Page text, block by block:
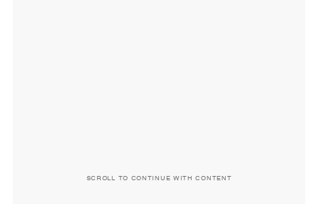
SCROLL TO CONTINUE WITH CONTENT